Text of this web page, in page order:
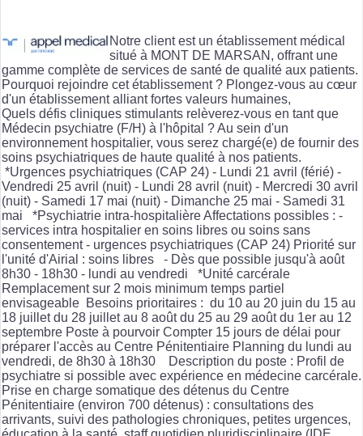
Notre client est un établissement médical
situé à MONT DE MARSAN, offrant une
gamme complète de services de santé de qualité aux patients.
Pourquoi rejoindre cet établissement ? Plongez-vous au cœur
d'un établissement alliant fortes valeurs humaines,
Quels défis cliniques stimulants relèverez-vous en tant que
Médecin psychiatre (F/H) à l'hôpital ? Au sein d'un
environnement hospitalier, vous serez chargé(e) de fournir des
soins psychiatriques de haute qualité à nos patients.
*Urgences psychiatriques (CAP 24) - Lundi 21 avril (férié) -
Vendredi 25 avril (nuit) - Lundi 28 avril (nuit) - Mercredi 30 avril
(nuit) - Samedi 17 mai (nuit) - Dimanche 25 mai - Samedi 31
mai *Psychiatrie intra-hospitalière Affectations possibles : -
services intra hospitalier en soins libres ou soins sans
consentement - urgences psychiatriques (CAP 24) Priorité sur
l'unité d'Airial : soins libres - Dès que possible jusqu'à août
8h30 - 18h30 - lundi au vendredi *Unité carcérale
Remplacement sur 2 mois minimum temps partiel
envisageable Besoins prioritaires : du 10 au 20 juin du 15 au
18 juillet du 28 juillet au 8 août du 25 au 29 août du 1er au 12
septembre Poste à pourvoir Compter 15 jours de délai pour
préparer l'accès au Centre Pénitentiaire Planning du lundi au
vendredi, de 8h30 à 18h30 Description du poste : Profil de
psychiatre si possible avec expérience en médecine carcérale.
Prise en charge somatique des détenus du Centre
Pénitentiaire (environ 700 détenus) : consultations des
arrivants, suivi des pathologies chroniques, petites urgences,